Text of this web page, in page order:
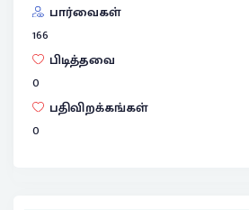
பார்வைகள்
166
பிடித்தவை
0
பதிவிறக்கங்கள்
0